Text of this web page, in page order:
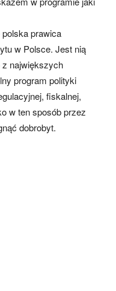
prawica
w Polsce. Jest nią
z największych
program polityki
fiskalnej,
w ten sposób przez
dobrobyt.